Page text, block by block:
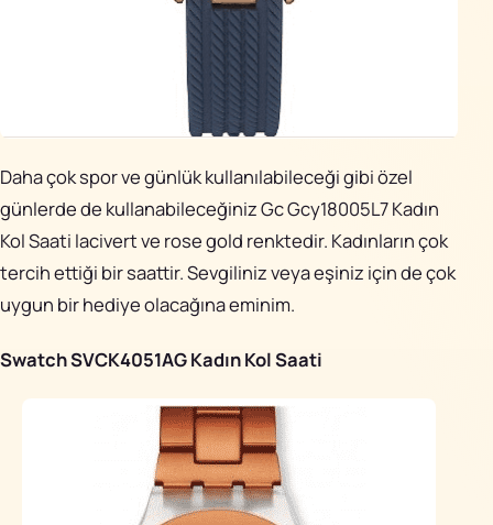
Daha çok spor ve günlük kullanılabileceği gibi özel
günlerde de kullanabileceğiniz Gc Gcy18005L7 Kadın
Kol Saati lacivert ve rose gold renktedir. Kadınların çok
tercih ettiği bir saattir. Sevgiliniz veya eşiniz için de çok
uygun bir hediye olacağına eminim.
Swatch SVCK4051AG Kadın Kol Saati